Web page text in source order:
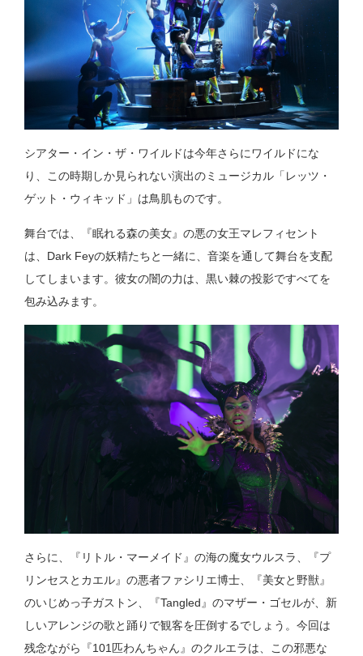
シアター・イン・ザ・ワイルドは今年さらにワイルドにな
り、この時期しか見られない演出のミュージカル「レッツ・
ゲット・ウィキッド」は鳥肌ものです。
舞台では、『眠れる森の美女』の悪の女王マレフィセント
は、Dark Feyの妖精たちと一緒に、音楽を通して舞台を支配
してしまいます。彼女の闇の力は、黒い棘の投影ですべてを
包み込みます。
さらに、『リトル・マーメイド』の海の魔女ウルスラ、『プ
リンセスとカエル』の悪者ファシリエ博士、『美女と野獣』
のいじめっ子ガストン、『Tangled』のマザー・ゴセルが、新
しいアレンジの歌と踊りで観客を圧倒するでしょう。今回は
残念ながら『101匹わんちゃん』のクルエラは、この邪悪な